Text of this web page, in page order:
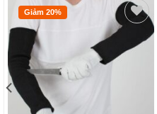
Giảm 20%
wishlist